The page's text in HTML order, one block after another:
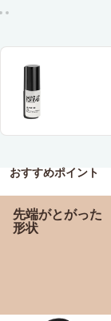
おすすめポイント
先端がとがった
形状